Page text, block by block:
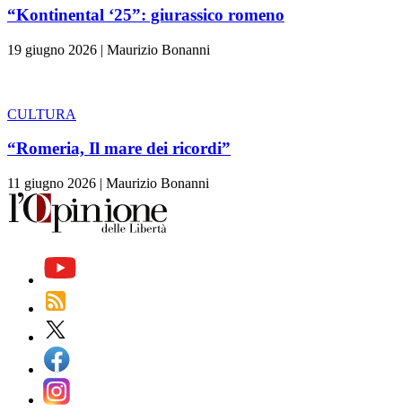
“Kontinental ‘25”: giurassico romeno
19 giugno 2026 | Maurizio Bonanni
CULTURA
“Romeria, Il mare dei ricordi”
11 giugno 2026 | Maurizio Bonanni